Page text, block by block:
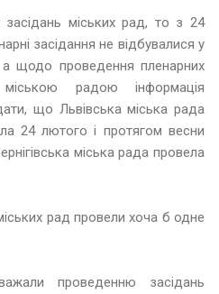
міських рад, то з 24
засідання не відбувалися у
а щодо проведення пленарних
радою інформація
що Львівська міська рада
24 лютого і протягом весни
міська рада провела
рад провели хоча б одне
проведенню засідань